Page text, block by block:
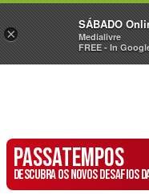
Sábado
PASSATEMPOS
DESCUBRA OS NOVOS DESAFIOS
×
SÁBADO
Medialivre
FREE - In